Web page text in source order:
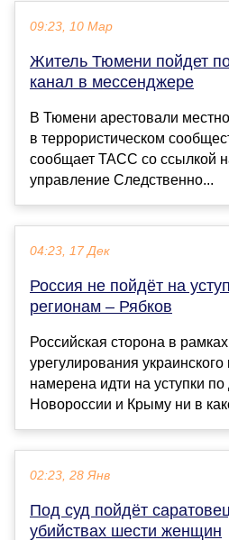
09:23, 10 Мар
Житель Тюмени пойдет
канал в мессенджере
В Тюмени арестовали
в террористическом
сообщает ТАСС со ссылкой
управление Следственно...
04:23, 17 Дек
Россия не пойдёт на
регионам – Рябков
Российская сторона в
урегулирования
намерена идти на уступки по
Новороссии и Крыму ни в
02:23, 28 Янв
Под суд пойдёт
убийствах шести женщин